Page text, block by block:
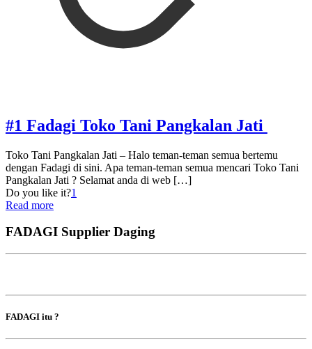
#1 Fadagi Toko Tani Pangkalan Jati
Toko Tani Pangkalan Jati – Halo teman-teman semua bertemu
dengan Fadagi di sini. Apa teman-teman semua mencari Toko Tani
Pangkalan Jati ? Selamat anda di web […]
Do you like it?1
Read more
FADAGI Supplier Daging
FADAGI itu ?